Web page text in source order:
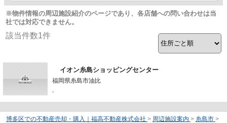
※物件情報の周辺施設紹介のページであり、各店舗への問い合わせは当
社では対応できません。
該当件数1件
イオン糸島ショッピングセンター
福岡県糸島市油比
-
博多区での不動産売却・購入｜福高不動産株式会社 > 周辺施設案内 > 糸島市 >